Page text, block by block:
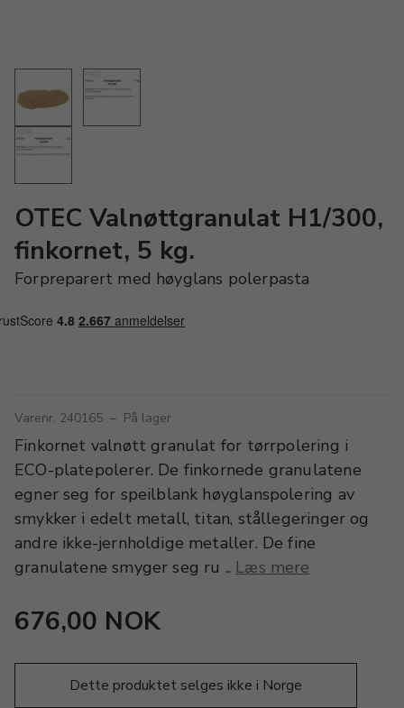
OTEC Valnøttgranulat H1/300,
finkornet, 5 kg.
Forpreparert med høyglans polerpasta
Varenr. 240165 – På lager
Finkornet valnøtt granulat for tørrpolering i
ECO-platepolerer. De finkornede granulatene
egner seg for speilblank høyglanspolering av
smykker i edelt metall, titan, stållegeringer og
andre ikke-jernholdige metaller. De fine
granulatene smyger seg ru .. Læs mere
676,00 NOK
Dette produktet selges ikke i Norge